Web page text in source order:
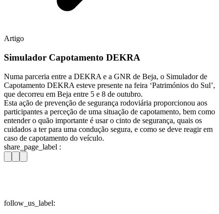
Artigo
Simulador Capotamento DEKRA
Numa parceria entre a DEKRA e a GNR de Beja, o Simulador de
Capotamento DEKRA esteve presente na feira ‘Patrimónios do Sul’,
que decorreu em Beja entre 5 e 8 de outubro.
Esta ação de prevenção de segurança rodoviária proporcionou aos
participantes a perceção de uma situação de capotamento, bem como
entender o quão importante é usar o cinto de segurança, quais os
cuidados a ter para uma condução segura, e como se deve reagir em
caso de capotamento do veículo.
share_page_label :
follow_us_label: